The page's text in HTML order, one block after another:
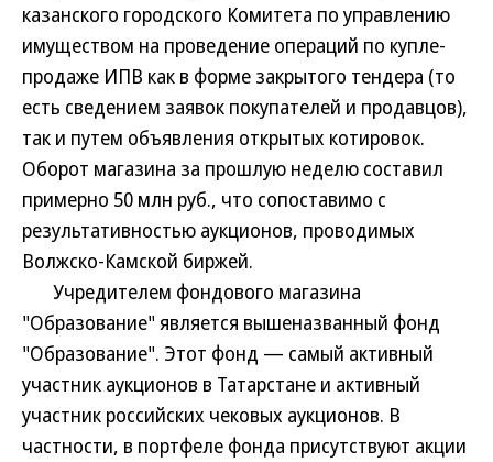
казанского городского Комитета по управлению
имуществом на проведение операций по купле-
продаже ИПВ как в форме закрытого тендера (то
есть сведением заявок покупателей и продавцов),
так и путем объявления открытых котировок.
Оборот магазина за прошлую неделю составил
примерно 50 млн руб., что сопоставимо с
результативностью аукционов, проводимых
Волжско-Камской биржей.
Учредителем фондового магазина
"Образование" является вышеназванный фонд
"Образование". Этот фонд — самый активный
участник аукционов в Татарстане и активный
участник российских чековых аукционов. В
частности, в портфеле фонда присутствуют акции